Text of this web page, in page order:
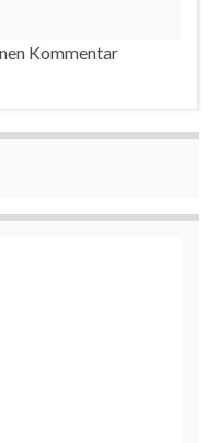
Kommentar